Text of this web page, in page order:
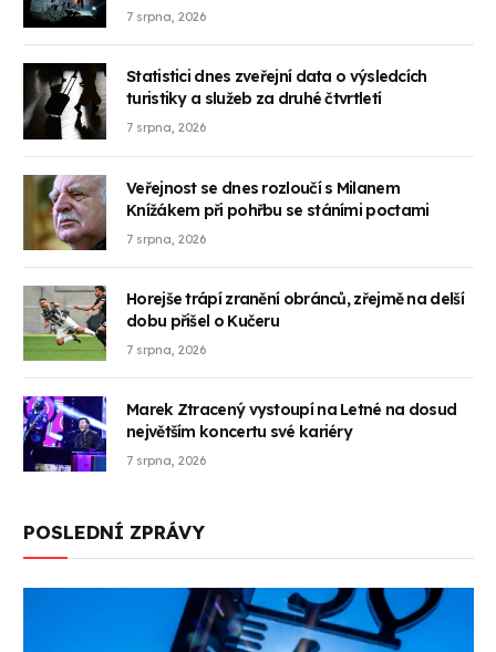
7 srpna, 2026
Statistici dnes zveřejní data o výsledcích
turistiky a služeb za druhé čtvrtletí
7 srpna, 2026
Veřejnost se dnes rozloučí s Milanem
Knížákem při pohřbu se stáními poctami
7 srpna, 2026
Horejše trápí zranění obránců, zřejmě na delší
dobu přišel o Kučeru
7 srpna, 2026
Marek Ztracený vystoupí na Letné na dosud
největším koncertu své kariéry
7 srpna, 2026
POSLEDNÍ ZPRÁVY